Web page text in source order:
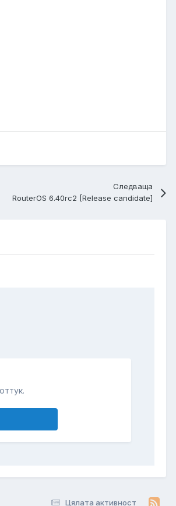
Следваща
RouterOS 6.40rc2 [Release candidate]
Цялата активност